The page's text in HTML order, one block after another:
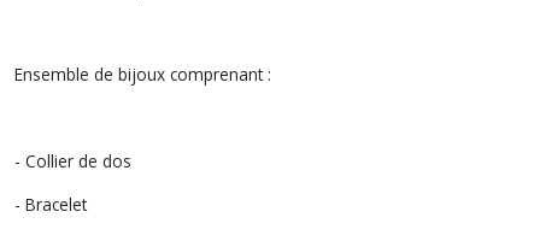
Ensemble de bijoux comprenant :
- Collier de dos
- Bracelet